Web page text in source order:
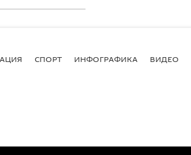
СПОРТ ИНФОГРАФИКА ВИДЕО